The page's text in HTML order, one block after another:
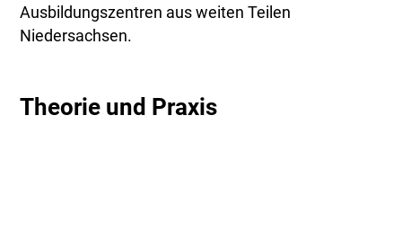
Ausbildungszentren aus weiten Teilen
Niedersachsen.
Theorie und Praxis